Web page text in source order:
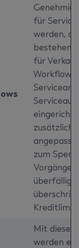
für
werden,
für
Workflows
angepasst
zum
Kreditlimit.
Mit
werden